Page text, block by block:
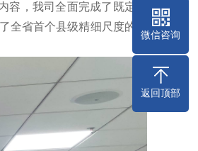
容，我司全面完成了既定目
全省首个县级精细尺度的地
微信咨询
返回顶部